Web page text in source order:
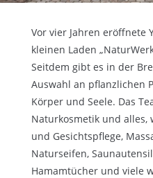
Vor vier Jahren eröffnete
kleinen Laden
Seitdem gibt es in der
Auswahl an pflanzlichen
Körper und Seele. Das
Naturkosmetik und alles,
und Gesichtspflege,
Naturseifen,
Hamamtücher und viele